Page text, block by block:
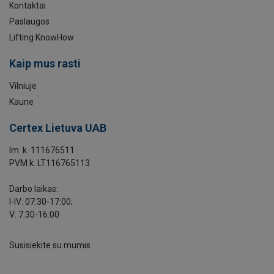
Kontaktai
Paslaugos
Lifting KnowHow
Kaip mus rasti
Vilniuje
Kaune
Certex Lietuva UAB
Im. k. 111676511
PVM k. LT116765113
Darbo laikas:
I-IV: 07:30-17:00;
V: 7.30-16:00
Susisiekite su mumis